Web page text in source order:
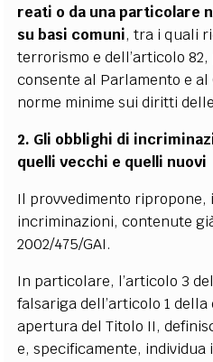
reati o da una particolare
su basi comuni, tra i quali
terrorismo e dell’articolo
consente al Parlamento e
norme minime sui diritti
2. Gli obblighi di
quelli vecchi e quelli nuovi
Il provvedimento ripropone,
incriminazioni, contenute
2002/475/GAI.
In particolare, l’articolo 3
falsariga dell’articolo 1
apertura del Titolo II,
e, specificamente,